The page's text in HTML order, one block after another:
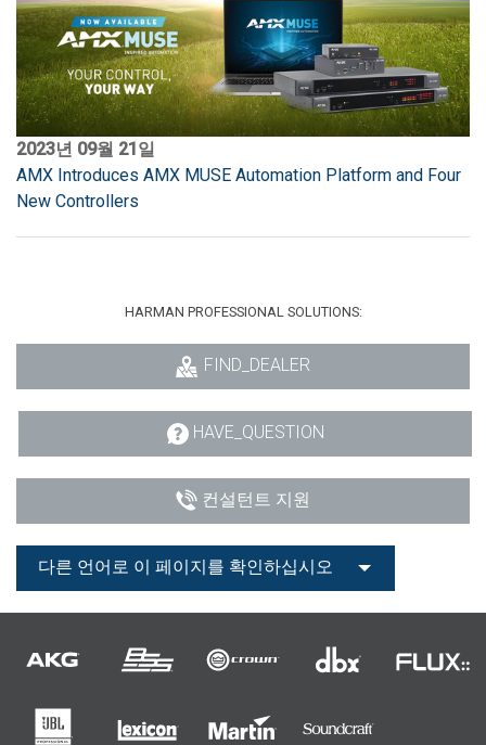
2023년 09월 21일
AMX Introduces AMX MUSE Automation Platform and Four
New Controllers
HARMAN PROFESSIONAL SOLUTIONS:
FIND_DEALER
HAVE_QUESTION
컨설턴트 지원
다른 언어로 이 페이지를 확인하십시오